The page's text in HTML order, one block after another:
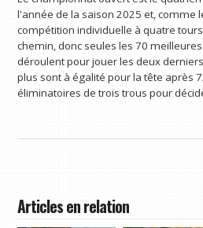
l'année de la saison 2025 et, comme
compétition individuelle à quatre
chemin, donc seules les 70
déroulent pour jouer les deux
plus sont à égalité pour la tête après
éliminatoires de trois trous pour
Articles en relation